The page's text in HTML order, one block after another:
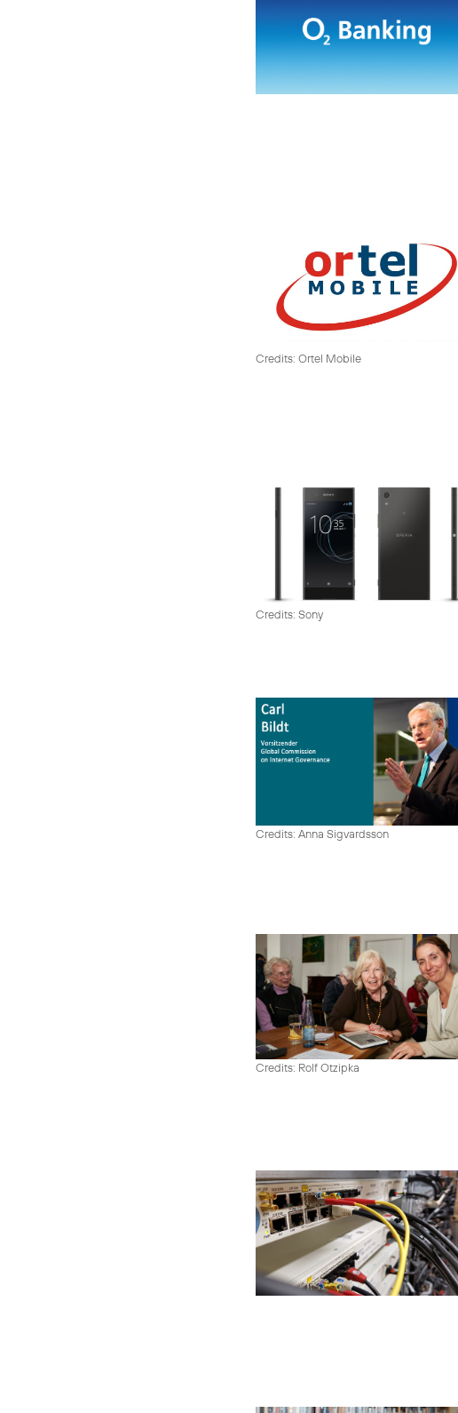
Credits: Ortel Mobile
Credits: Sony
Credits: Anna Sigvardsson
Credits: Rolf Otzipka